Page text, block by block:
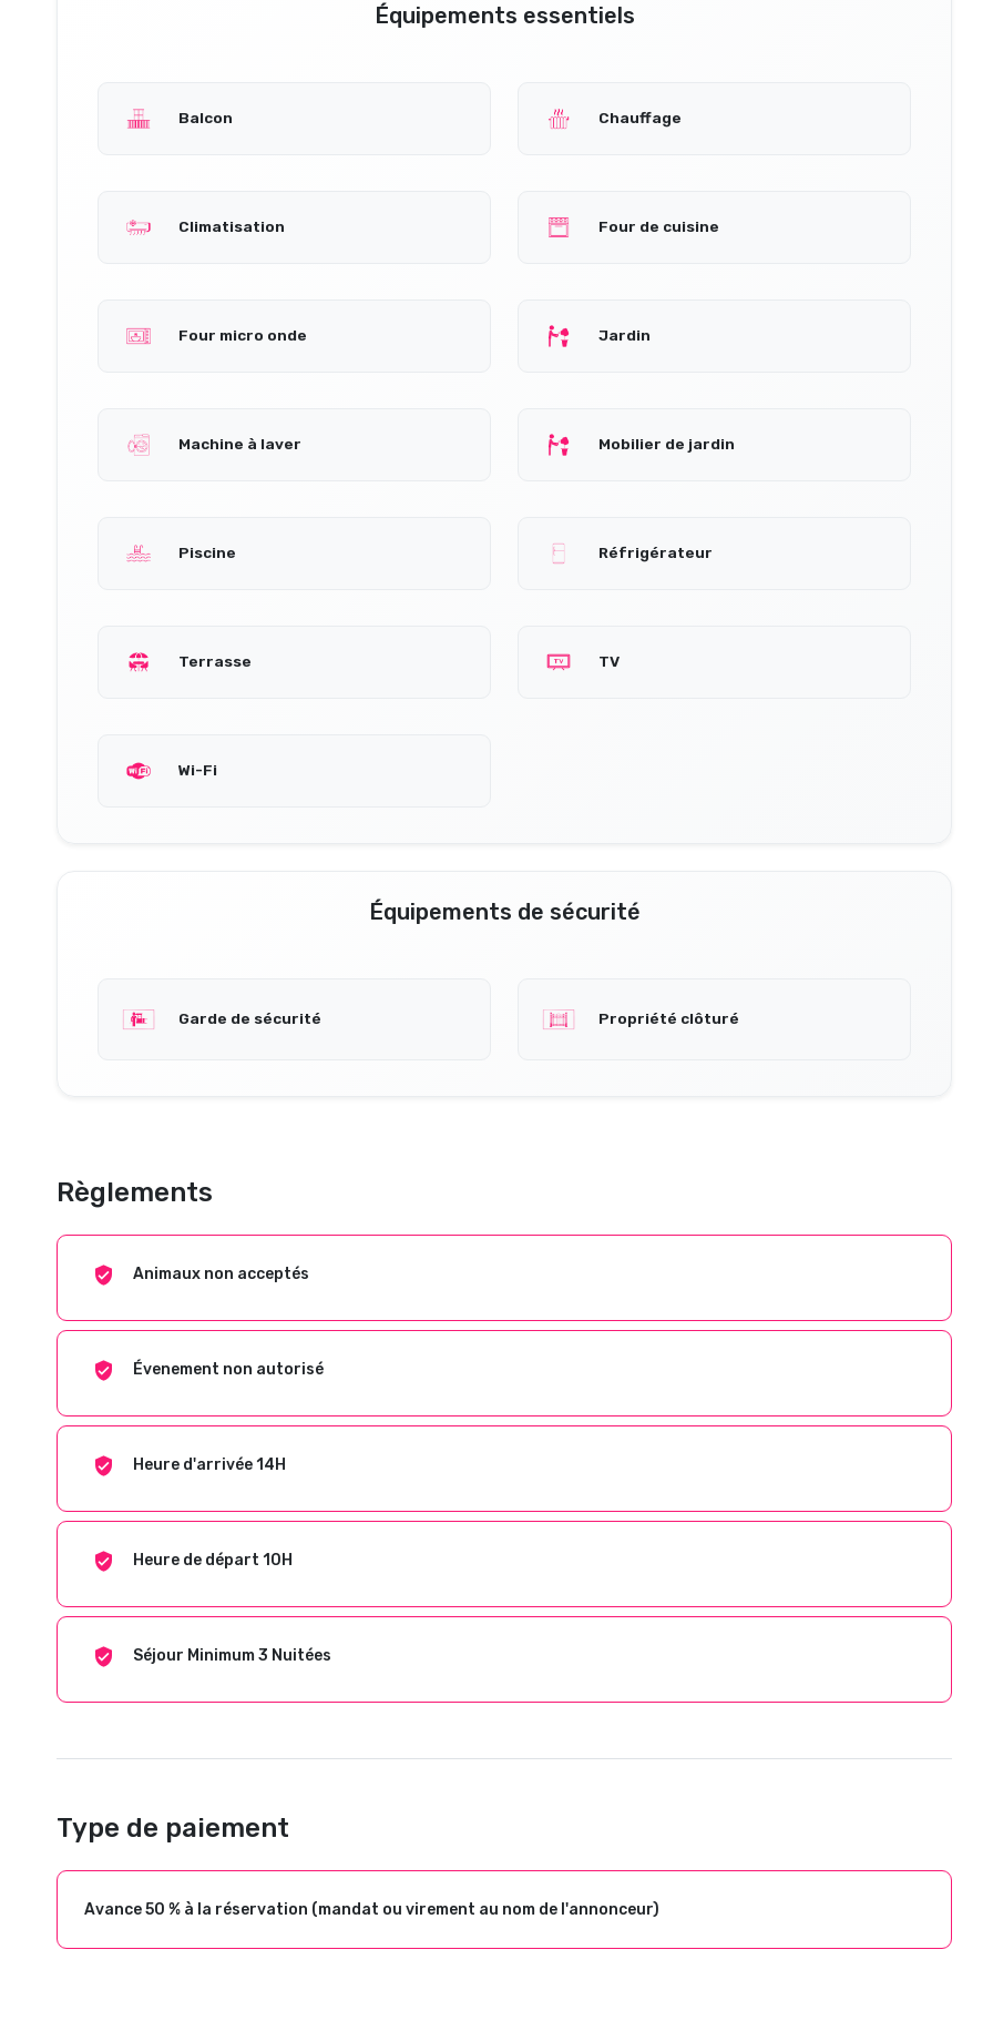
Équipements essentiels
Balcon Chauffage
Climatisation Four de cuisine
Four micro onde Jardin
Machine à laver Mobilier de jardin
Piscine Réfrigérateur
Terrasse TV
Wi-Fi
Équipements de sécurité
Garde de sécurité Propriété clôturé
Règlements
Animaux non acceptés
Évenement non autorisé
Heure d'arrivée 14H
Heure de départ 10H
Séjour Minimum 3 Nuitées
Type de paiement
Avance 50 % à la réservation (mandat ou virement au nom de l'annonceur)